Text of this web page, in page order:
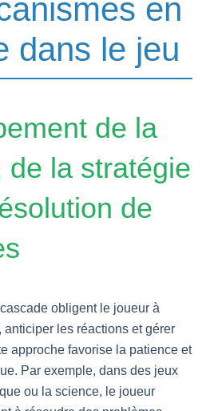
en
dans le jeu
de la
de la stratégie
de
obligent le joueur à
les réactions et gérer
approche favorise la patience et
Par exemple, dans des jeux
ou la science, le joueur